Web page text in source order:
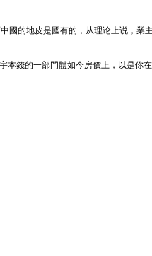
的地皮是國有的，从理论上说，
錢的一部門體如今房價上，以是你